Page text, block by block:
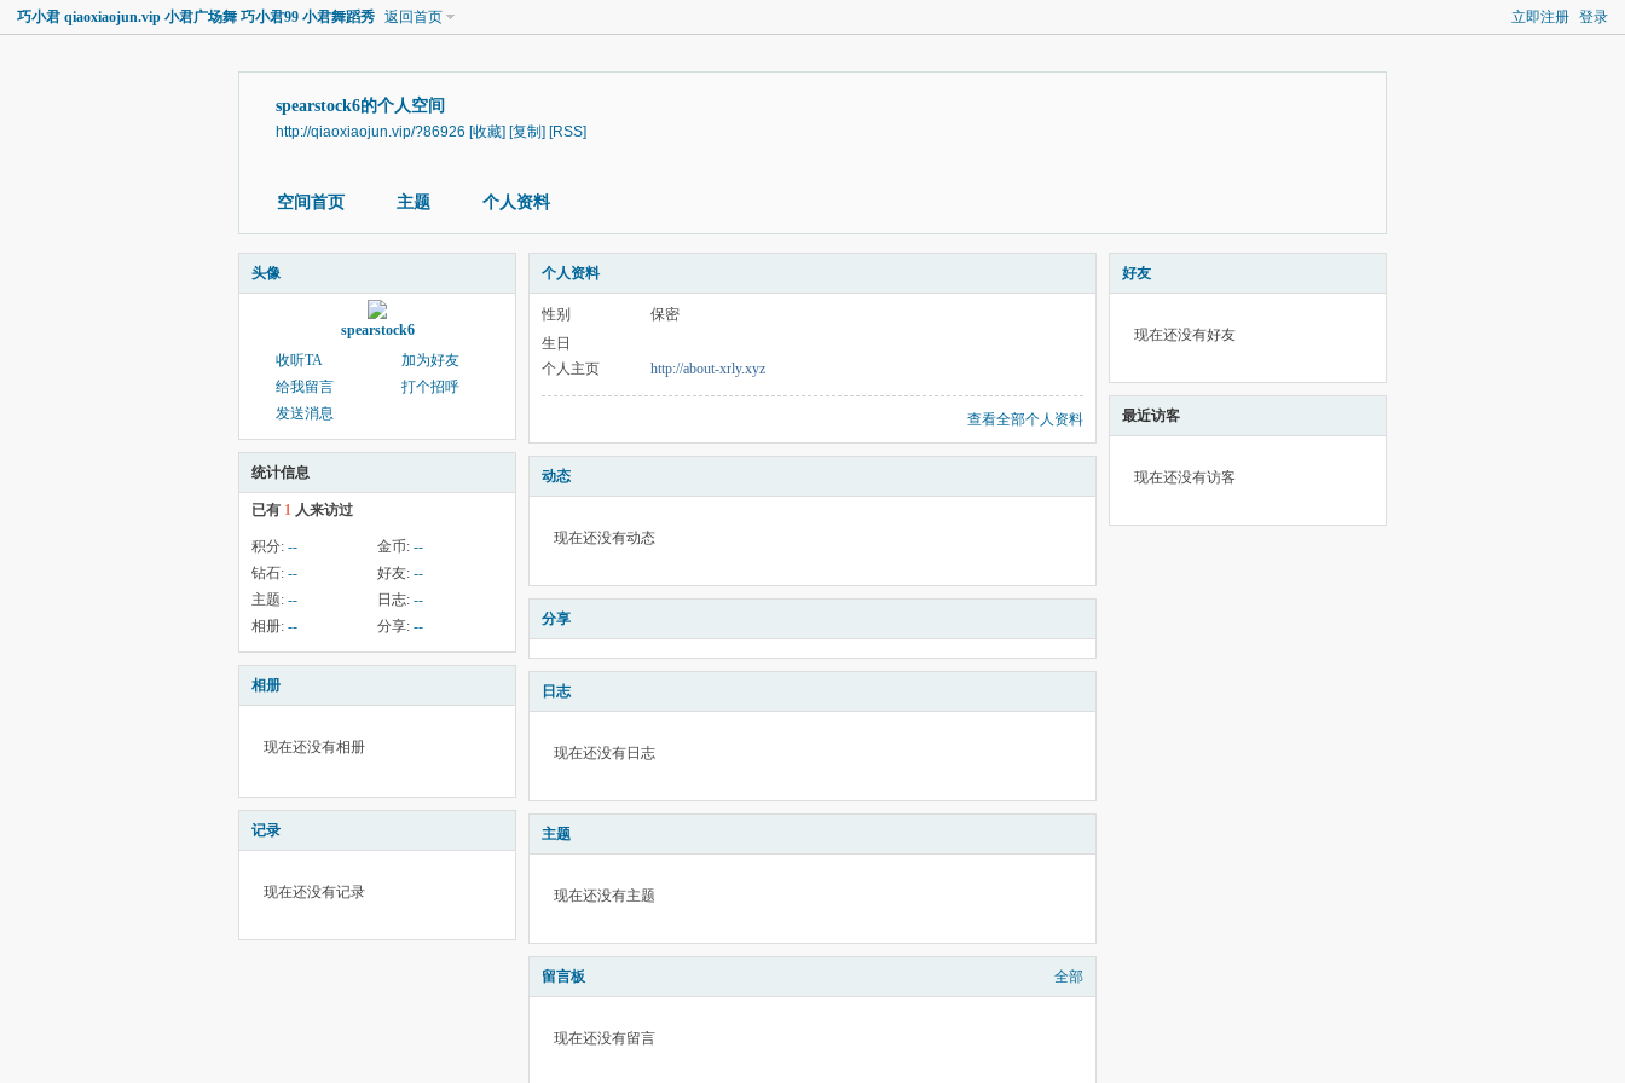
立即注册 登录
巧小君 qiaoxiaojun.vip 小君广场舞 巧小君99 小君舞蹈秀 返回首页
spearstock6的个人空间
http://qiaoxiaojun.vip/?86926 [收藏] [复制] [RSS]
空间首页 主题 个人资料
头像
spearstock6
收听TA
加为好友
给我留言
打个招呼
发送消息
统计信息
已有 1 人来访过
积分: -- 金币: --
钻石: -- 好友: --
主题: -- 日志: --
相册: -- 分享: --
相册
现在还没有相册
记录
现在还没有记录
个人资料
性别
保密
生日
个人主页
http://about-xrly.xyz
查看全部个人资料
动态
现在还没有动态
分享
日志
现在还没有日志
主题
现在还没有主题
留言板 全部
现在还没有留言
好友
现在还没有好友
最近访客
现在还没有访客